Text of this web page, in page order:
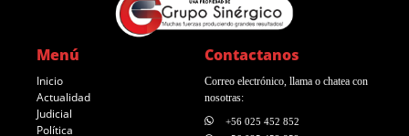
Menú
Inicio
Actualidad
Judicial
Política
Contactanos
Correo electrónico, llama o chatea con
nosotras:
+56 025 452 852